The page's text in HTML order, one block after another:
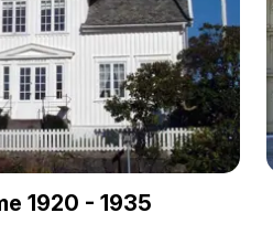
1920 - 1935